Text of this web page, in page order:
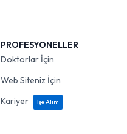
PROFESYONELLER
Doktorlar İçin
Web Siteniz İçin
Kariyer
İşe Alım